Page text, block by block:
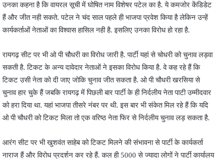
उनका कहना है कि वायरल सूची में घोषित नाम विशेषर पटेल का है. ये कमजोर केंडिडेट
हैं और जीत नही सकते. पटेल ने चंद साल पहले ही भाजपा प्रवेश किया है लेकिन उन्हें
कार्यकर्ताओं नेताओं का विश्वास हासिल नही है. इसलिए उनका विरोध हो रहा है.
रायगढ़ सीट पर भी ओ पी चौधरी का विरोध जारी है. पार्टी यहां से चोधरी को चुनाव लड़वा
सकती है. टिकट के अन्य दावेदार नेताओं ने इसका विरोध किया है. वे कह रहे हैं​ कि
टिकट उसी नेता को दी जाए जोकि चुनाव जीत सकता है. ओ पी चौधरी खरसिया से
चुनाव हार चुके हैं जबकि रायगढ़ में पिछली बार पार्टी के ही निर्दलीय नेता पाटी उम्मीदवार
को हरा दिया था. यहां भाजपा तीसरे नंबर पर थी. इस बार भी संकेत मिल रहे हैं कि यदि
ओ पी चौधरी को टिकट मिला तो एक वरिष्ठ नेता ​फिर से निर्दलीय चुनाव लड़ सकता है.
आरंग सीट पर भी खुशवंत साहेब को टिकट मिलने की संभावना से पार्टी के कार्यकर्ता
नाराज हैं और विरोध प्रदर्शन कर रहे हैं. कल ही 5000 से ज्यादा लोगों ने पार्टी कार्यालय